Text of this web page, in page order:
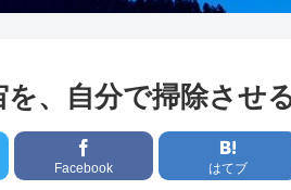
宙を、自分で掃
Facebook はてブ